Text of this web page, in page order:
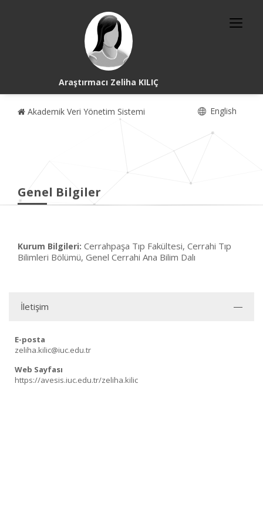
Araştırmacı Zeliha KILIÇ
Akademik Veri Yönetim Sistemi English
Genel Bilgiler
Kurum Bilgileri: Cerrahpaşa Tıp Fakültesi, Cerrahi Tıp
Bilimleri Bölümü, Genel Cerrahi Ana Bilim Dalı
İletişim
E-posta
zeliha.kilic@iuc.edu.tr
Web Sayfası
https://avesis.iuc.edu.tr/zeliha.kilic